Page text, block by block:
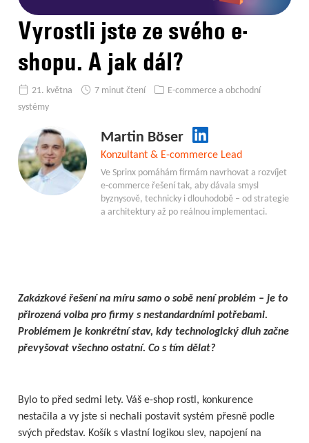
Vyrostli jste ze svého e-
shopu. A jak dál?
21. května 7 minut čtení
E-commerce a obchodní
systémy
Martin Böser
Konzultant & E-commerce Lead
Ve Sprinx pomáhám firmám navrhovat a rozvíjet
e-commerce řešení tak, aby dávala smysl
byznysově, technicky i dlouhodobě – od strategie
a architektury až po reálnou implementaci.
Zakázkové řešení na míru samo o sobě není problém – je to
přirozená volba pro firmy s nestandardními potřebami.
Problémem je konkrétní stav, kdy technologický dluh začne
převyšovat všechno ostatní. Co s tím dělat?
Bylo to před sedmi lety. Váš e-shop rostl, konkurence
nestačila a vy jste si nechali postavit systém přesně podle
svých představ. Košík s vlastní logikou slev, napojení na